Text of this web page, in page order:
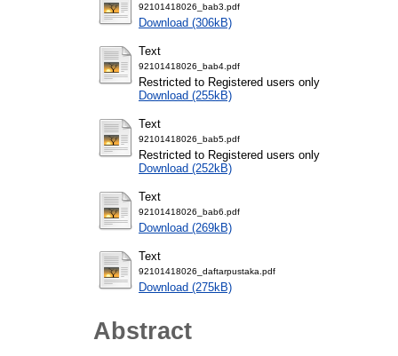
92101418026_bab3.pdf
Download (306kB)
Text
92101418026_bab4.pdf
Restricted to Registered users only
Download (255kB)
Text
92101418026_bab5.pdf
Restricted to Registered users only
Download (252kB)
Text
92101418026_bab6.pdf
Download (269kB)
Text
92101418026_daftarpustaka.pdf
Download (275kB)
Abstract